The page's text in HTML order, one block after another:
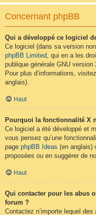
Concernant phpBB
Qui a développé ce logiciel
Ce logiciel (dans sa version
phpBB Limited, qui en a les
publique générale GNU
Pour plus d’informations,
anglais).
Haut
Pourquoi la fonctionnalité X
Ce logiciel a été développé et
vous pensez qu’une
page phpBB Ideas (en anglais)
proposées ou en suggérer de
Haut
Qui contacter pour les abus
forum ?
Contactez n’importe lequel